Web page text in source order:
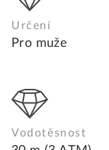
Určení
Pro muže
Vodotěsnost